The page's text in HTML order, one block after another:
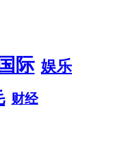
国际 娱乐
财经